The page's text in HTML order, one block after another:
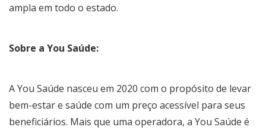
ampla em todo o estado.
Sobre a You Saúde:
A You Saúde nasceu em 2020 com o propósito de levar
bem-estar e saúde com um preço acessível para seus
beneficiários. Mais que uma operadora, a You Saúde é